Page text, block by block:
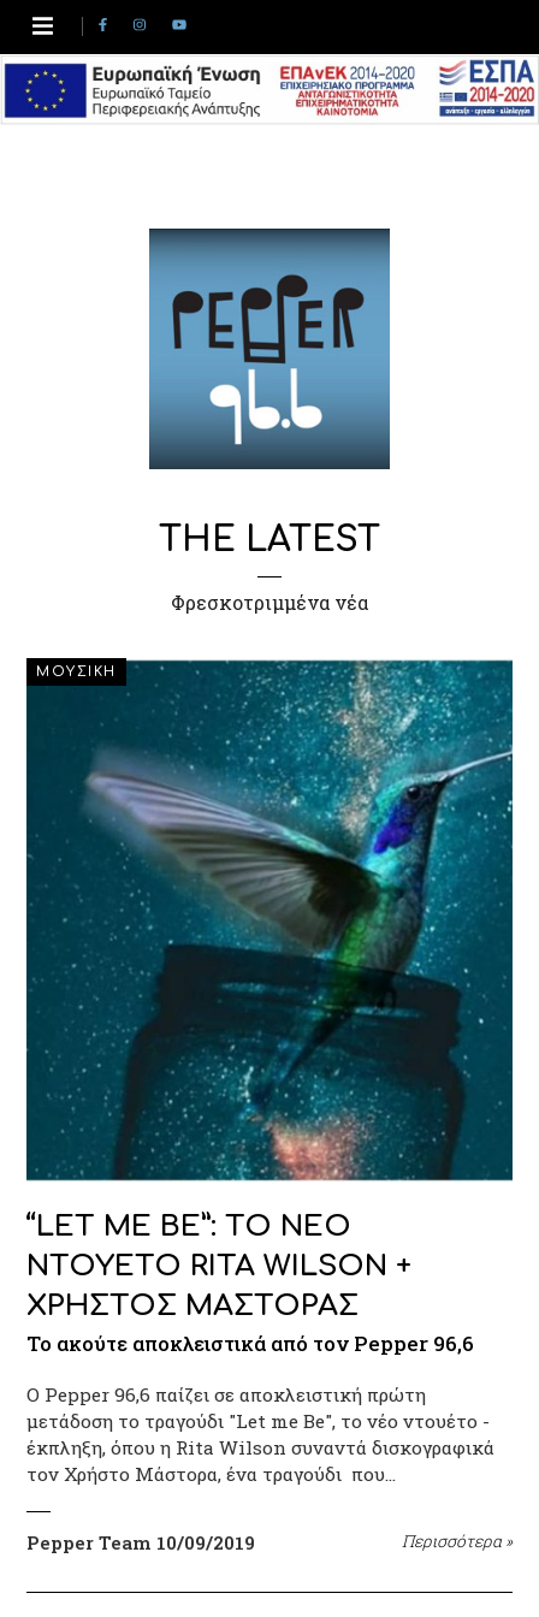
THE LATEST
Φρεσκοτριμμένα νέα
ΜΟΥΣΙΚΗ
“LET ME BE”: ΤΟ ΝΕΟ
ΝΤΟΥΕΤΟ RITA WILSON +
ΧΡΗΣΤΟΣ ΜΑΣΤΟΡΑΣ
Το ακούτε αποκλειστικά από τον Pepper 96,6
O Pepper 96,6 παίζει σε αποκλειστική πρώτη
μετάδοση το τραγούδι "Let me Be", το νέο ντουέτο -
έκπληξη, όπου η Rita Wilson συναντά δισκογραφικά
τον Χρήστο Μάστορα, ένα τραγούδι που…
Pepper Team 10/09/2019 Περισσότερα »